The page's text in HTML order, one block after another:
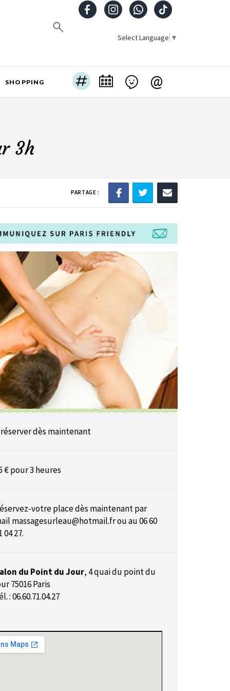
Select Language ▼
SHOPPING @
3h
PARTAGE :
dès maintenant
€ pour 3 heures
votre place dès maintenant par
massagesurleau@hotmail.frou au 06 60
04 27.
du Point du Jour, 4 quai du point du
75016 Paris
: 06.60.71.04.27